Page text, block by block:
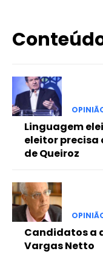
Linguagem
eleitor precisa
de Queiroz
Candidatos a
Vargas Netto